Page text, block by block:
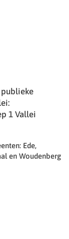
1 Vallei
Ede,
en Woudenberg